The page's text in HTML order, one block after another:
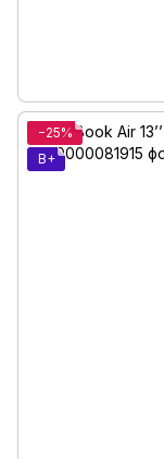
−25%
B+